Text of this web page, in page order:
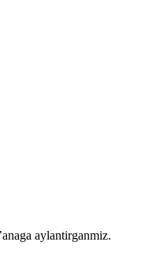
aylantirganmiz.